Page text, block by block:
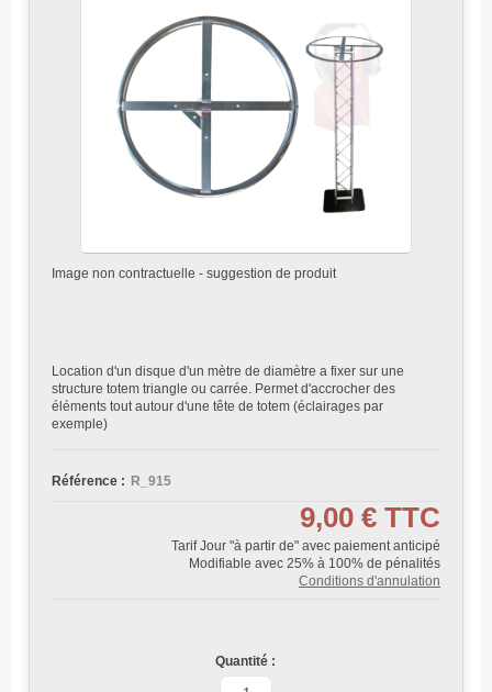
Image non contractuelle - suggestion de produit
Location d'un disque d'un mètre de diamètre a fixer sur une
structure totem triangle ou carrée. Permet d'accrocher des
éléments tout autour d'une tête de totem (éclairages par
exemple)
Référence : R_915
9,00 € TTC
Tarif Jour "à partir de" avec paiement anticipé
Modifiable avec 25% à 100% de pénalités
Conditions d'annulation
Quantité :